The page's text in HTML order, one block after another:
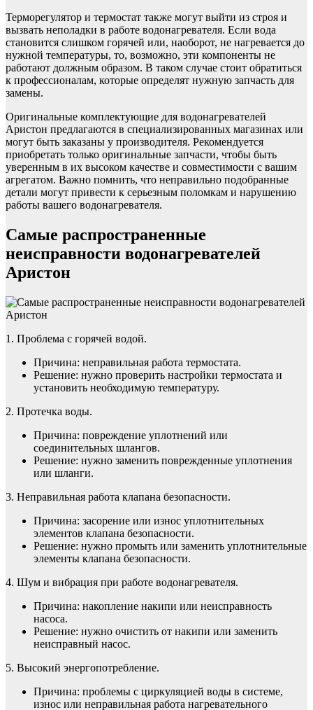
Терморегулятор и термостат также могут выйти из строя и
вызвать неполадки в работе водонагревателя. Если вода
становится слишком горячей или, наоборот, не нагревается до
нужной температуры, то, возможно, эти компоненты не
работают должным образом. В таком случае стоит обратиться
к профессионалам, которые определят нужную запчасть для
замены.
Оригинальные комплектующие для водонагревателей
Аристон предлагаются в специализированных магазинах или
могут быть заказаны у производителя. Рекомендуется
приобретать только оригинальные запчасти, чтобы быть
уверенным в их высоком качестве и совместимости с вашим
агрегатом. Важно помнить, что неправильно подобранные
детали могут привести к серьезным поломкам и нарушению
работы вашего водонагревателя.
Самые распространенные
неисправности водонагревателей
Аристон
1. Проблема с горячей водой.
Причина: неправильная работа термостата.
Решение: нужно проверить настройки термостата и
установить необходимую температуру.
2. Протечка воды.
Причина: повреждение уплотнений или
соединительных шлангов.
Решение: нужно заменить поврежденные уплотнения
или шланги.
3. Неправильная работа клапана безопасности.
Причина: засорение или износ уплотнительных
элементов клапана безопасности.
Решение: нужно промыть или заменить уплотнительные
элементы клапана безопасности.
4. Шум и вибрация при работе водонагревателя.
Причина: накопление накипи или неисправность
насоса.
Решение: нужно очистить от накипи или заменить
неисправный насос.
5. Высокий энергопотребление.
Причина: проблемы с циркуляцией воды в системе,
износ или неправильная работа нагревательного